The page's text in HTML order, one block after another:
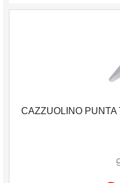
CAZZUOLINO PUNTA